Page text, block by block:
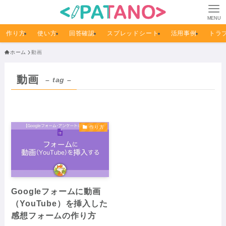
MENU
作り方 使い方 回答確認 スプレッドシート 活用事例 トラ
ホーム 動画
動画 – tag –
作り方
Googleフォームに動画
（YouTube）を挿入した
感想フォームの作り方